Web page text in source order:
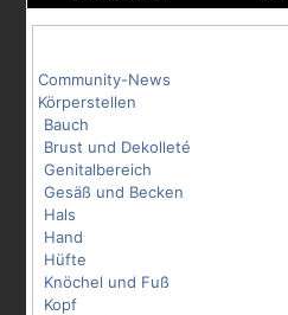
Community-News
Körperstellen
Bauch
Brust und Dekolleté
Genitalbereich
Gesäß und Becken
Hals
Hand
Hüfte
Knöchel und Fuß
Kopf